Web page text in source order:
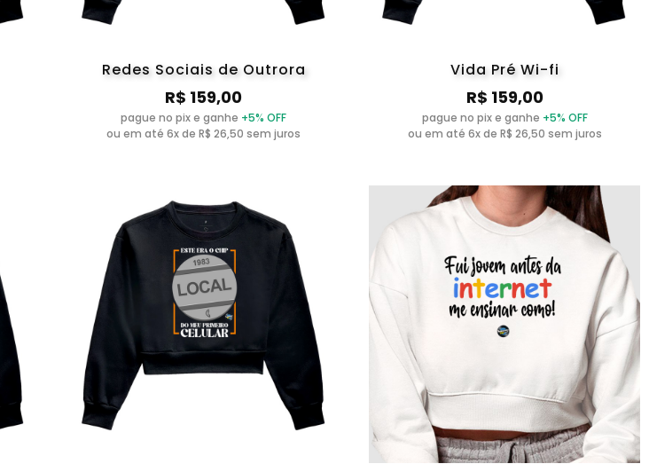
Redes Sociais de Outrora
R$ 159,00
pague no pix e ganhe +5% OFF
ou em até 6x de R$ 26,50 sem juros
Vida Pré Wi-fi
R$ 159,00
pague no pix e ganhe +5% OFF
ou em até 6x de R$ 26,50 sem juros